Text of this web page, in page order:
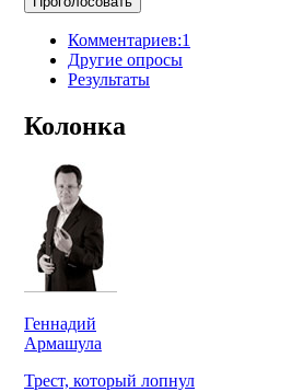
Комментариев:1
Другие опросы
Результаты
Колонка
Геннадий
Армашула
Трест, который лопнул